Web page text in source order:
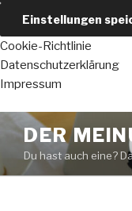
Einstellungen
Cookie-Richtlinie
Datenschutzerklärung
Impressum
Zum
Inhalt
springen
DER
Du hast auch eine?